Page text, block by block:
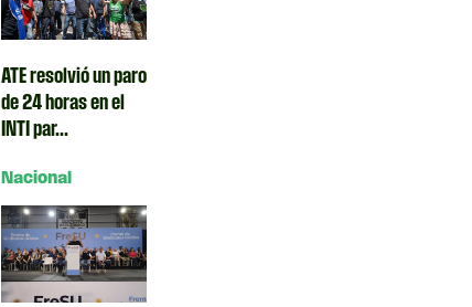
ATE resolvió un paro
de 24 horas en el
INTI par...
Nacional